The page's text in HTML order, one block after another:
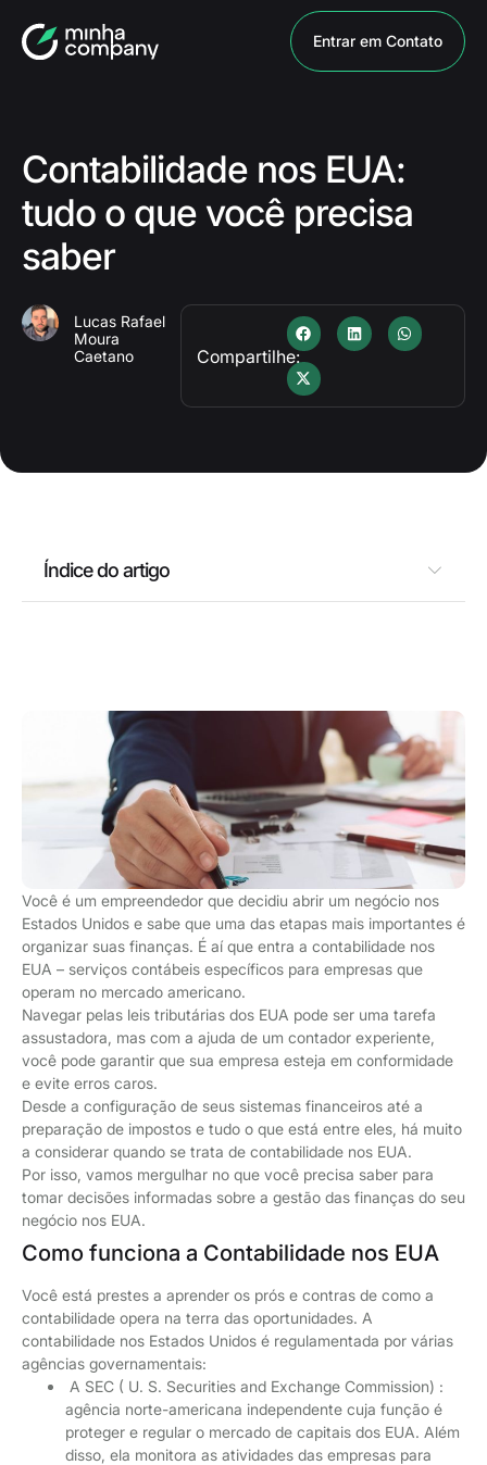
Entrar em Contato
Contabilidade nos EUA:
tudo o que você precisa
saber
Lucas Rafael
Moura
Caetano
Compartilhe:
Índice do artigo
Você é um empreendedor que decidiu abrir um negócio nos
Estados Unidos e sabe que uma das etapas mais importantes é
organizar suas finanças. É aí que entra a contabilidade nos
EUA – serviços contábeis específicos para empresas que
operam no mercado americano.
Navegar pelas leis tributárias dos EUA pode ser uma tarefa
assustadora, mas com a ajuda de um contador experiente,
você pode garantir que sua empresa esteja em conformidade
e evite erros caros.
Desde a configuração de seus sistemas financeiros até a
preparação de impostos e tudo o que está entre eles, há muito
a considerar quando se trata de contabilidade nos EUA.
Por isso, vamos mergulhar no que você precisa saber para
tomar decisões informadas sobre a gestão das finanças do seu
negócio nos EUA.
Como funciona a Contabilidade nos EUA
Você está prestes a aprender os prós e contras de como a
contabilidade opera na terra das oportunidades. A
contabilidade nos Estados Unidos é regulamentada por várias
agências governamentais:
A SEC ( U. S. Securities and Exchange Commission) :
agência norte-americana independente cuja função é
proteger e regular o mercado de capitais dos EUA. Além
disso, ela monitora as atividades das empresas para